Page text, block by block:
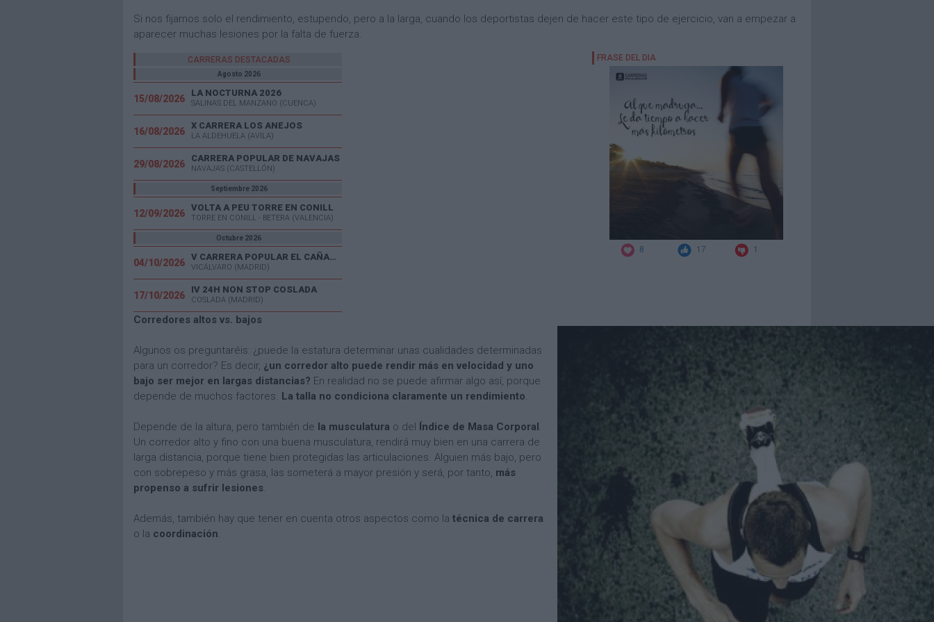
Si nos fijamos solo el rendimiento, estupendo, pero a la larga, cuando los deportistas dejen de hacer este tipo de ejercicio, van a empezar a
aparecer muchas lesiones por la falta de fuerza.
CARRERAS DESTACADAS
Agosto 2026
15/08/2026
LA NOCTURNA 2026
SALINAS DEL MANZANO (CUENCA)
16/08/2026
X CARRERA LOS ANEJOS
LA ALDEHUELA (AVILA)
29/08/2026
CARRERA POPULAR DE NAVAJAS
NAVAJAS (CASTELLÓN)
Septiembre 2026
12/09/2026
VOLTA A PEU TORRE EN CONILL
TORRE EN CONILL - BETERA (VALENCIA)
Octubre 2026
04/10/2026
V CARRERA POPULAR EL CAÑAVERAL
VICÁLVARO (MADRID)
17/10/2026
IV 24H NON STOP COSLADA
COSLADA (MADRID)
Corredores altos vs. bajos
Algunos os preguntaréis: ¿puede la estatura determinar unas cualidades determinadas
para un corredor? Es decir, ¿un corredor alto puede rendir más en velocidad y uno
bajo ser mejor en largas distancias? En realidad no se puede afirmar algo así, porque
depende de muchos factores. La talla no condiciona claramente un rendimiento.
Depende de la altura, pero también de la musculatura o del Índice de Masa Corporal.
Un corredor alto y fino con una buena musculatura, rendirá muy bien en una carrera de
larga distancia, porque tiene bien protegidas las articulaciones. Alguien más bajo, pero
con sobrepeso y más grasa, las someterá a mayor presión y será, por tanto, más
propenso a sufrir lesiones.
Además, también hay que tener en cuenta otros aspectos como la técnica de carrera
o la coordinación.